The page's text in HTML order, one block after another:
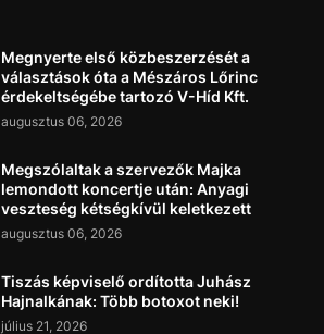
Megnyerte első közbeszerzését a
választások óta a Mészáros Lőrinc
érdekeltségébe tartozó V-Híd Kft.
augusztus 06, 2026
Megszólaltak a szervezők Majka
lemondott koncertje után: Anyagi
veszteség kétségkívül keletkezett
augusztus 06, 2026
Tiszás képviselő ordította Juhász
Hajnalkának: Több botoxot neki!
július 21, 2026